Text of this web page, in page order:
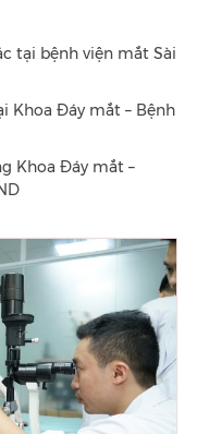
tại bệnh viện mắt Sài
Khoa Đáy mắt – Bệnh
Khoa Đáy mắt –